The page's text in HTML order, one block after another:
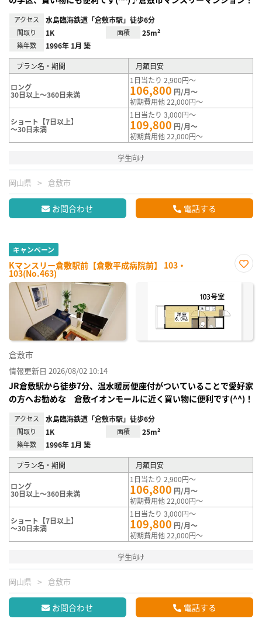
アクセス 水島臨海鉄道「倉敷市駅」徒歩6分
間取り 1K 面積 25m²
築年数 1996年 1月 築
プラン名・期間 月額目安
ロング
30日以上～360日未満
1日当たり 2,900円～
106,800 円/月～
初期費用他 22,000円～
ショート【7日以上】
～30日未満
1日当たり 3,000円～
109,800 円/月～
初期費用他 22,000円～
学生向け
岡山県 倉敷市
お問合わせ 電話する
キャンペーン
Kマンスリー倉敷駅前【倉敷平成病院前】 103・
103(No.463)
に入
倉敷市
情報更新日 2026/08/02 10:14
JR倉敷駅から徒歩7分、温水暖房便座付がついていることで愛好家
の方へお勧めな 倉敷イオンモールに近く買い物に便利です(^^)！
アクセス 水島臨海鉄道「倉敷市駅」徒歩6分
間取り 1K 面積 25m²
築年数 1996年 1月 築
プラン名・期間 月額目安
ロング
30日以上～360日未満
1日当たり 2,900円～
106,800 円/月～
初期費用他 22,000円～
ショート【7日以上】
～30日未満
1日当たり 3,000円～
109,800 円/月～
初期費用他 22,000円～
学生向け
岡山県 倉敷市
お問合わせ 電話する